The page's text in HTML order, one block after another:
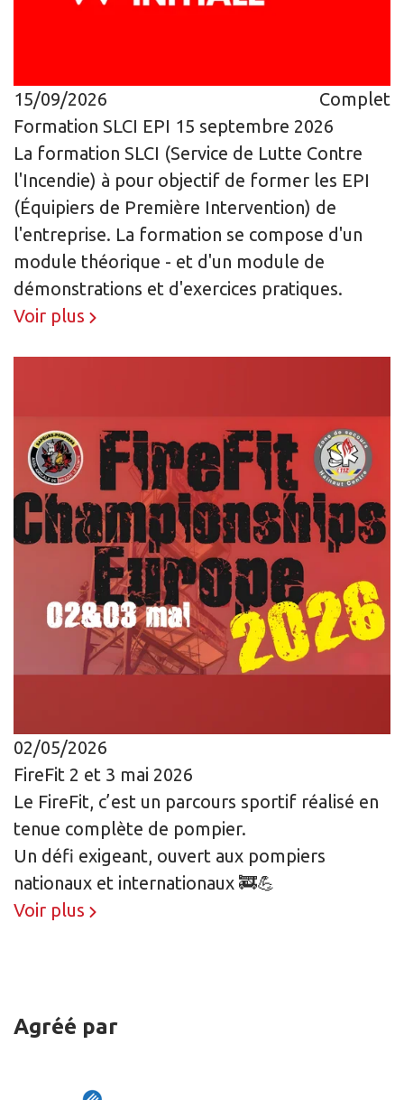
15/09/2026
Complet
Formation SLCI EPI 15 septembre 2026
La formation SLCI (Service de Lutte Contre
l'Incendie) à pour objectif de former les EPI
(Équipiers de Première Intervention) de
l'entreprise. La formation se compose d'un
module théorique - et d'un module de
démonstrations et d'exercices pratiques.
Voir plus
02/05/2026
FireFit 2 et 3 mai 2026
Le FireFit, c’est un parcours sportif réalisé en
tenue complète de pompier.
Un défi exigeant, ouvert aux pompiers
nationaux et internationaux 🚒💪
Voir plus
Agréé par